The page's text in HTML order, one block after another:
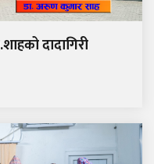
दादागिरी